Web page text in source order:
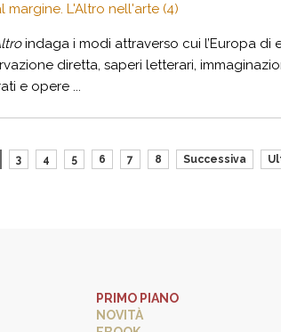
margine. L'Altro nell'arte (4)
indaga i modi attraverso cui l’Europa di
diretta, saperi letterari,
e opere ...
3 4 5 6 7 8 Successiva
PRIMO PIANO
NOVITÀ